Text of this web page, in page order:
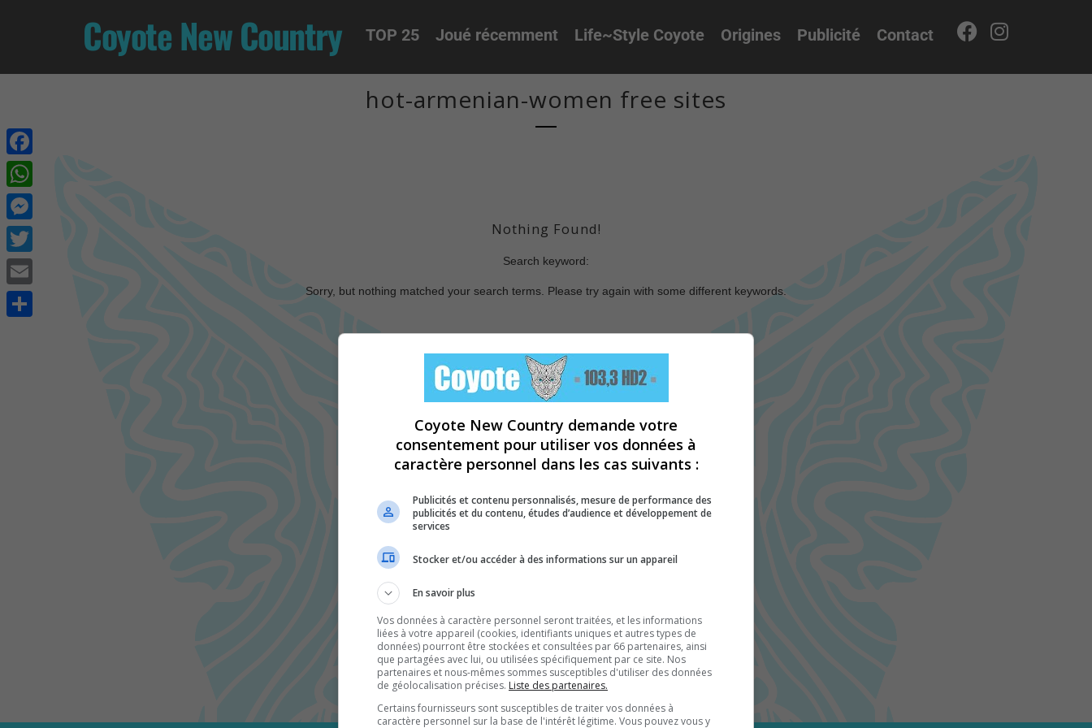
Coyote New Country TOP 25 Joué récemment Life~Style Coyote Origines Publicité Contact
hot-armenian-women free sites
Nothing Found!
Search keyword:
Sorry, but nothing matched your search terms. Please try again with some different keywords.
Facebook
WhatsApp
Messenger
Twitter
Email
Coyote New Country demande votre
consentement pour utiliser vos données à
caractère personnel dans les cas suivants :
Publicités et contenu personnalisés, mesure de performance des
publicités et du contenu, études d’audience et développement de
services
Stocker et/ou accéder à des informations sur un appareil
En savoir plus
Vos données à caractère personnel seront traitées, et les informations
liées à votre appareil (cookies, identifiants uniques et autres types de
données) pourront être stockées et consultées par 66 partenaires, ainsi
que partagées avec lui, ou utilisées spécifiquement par ce site. Nos
partenaires et nous-mêmes sommes susceptibles d'utiliser des données
de géolocalisation précises. Liste des partenaires.
Certains fournisseurs sont susceptibles de traiter vos données à
caractère personnel sur la base de l'intérêt légitime. Vous pouvez vous y